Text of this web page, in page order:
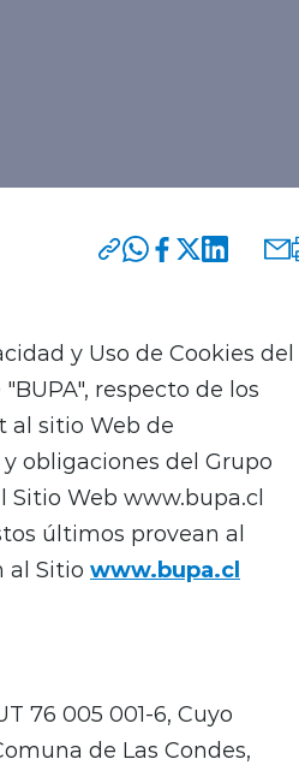
y Uso de Cookies del
respecto de los
al sitio Web de
obligaciones del Grupo
Sitio Web www.bupa.cl
últimos provean al
al Sitio www.bupa.cl
76 005 001-6, Cuyo
de Las Condes,